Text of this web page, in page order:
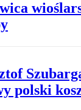
polski